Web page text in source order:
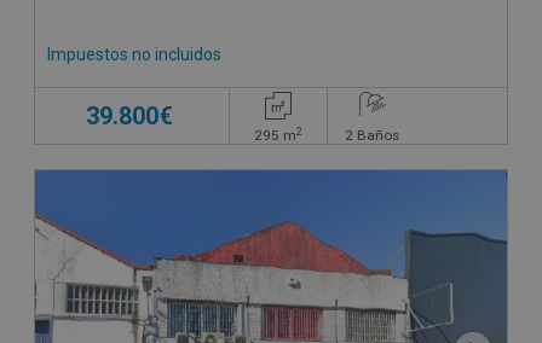
Impuestos no incluidos
39.800€
295 m2 2 Baños